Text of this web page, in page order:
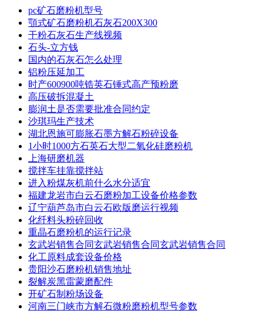
pc矿石磨粉机型号
顎式矿石磨粉机石灰石200X300
干粉石灰石生产线视频
石头-立方钱
国内的石灰石怎么处理
铝粉压延加工
时产600900吨锆英石锤式高产预粉磨
高压破拆混凝土
膨润土是否需要批准合同约定
沙琪玛生产技术
湖北恩施可膨胀石墨方解石粉碎设备
1小时1000方石英石大型二氧化硅磨粉机
上海研磨机器
搅拌车挂靠搅拌站
进入粉煤灰机前什么水分适宜
福建龙岩市白云石磨粉加工设备价格参数
辽宁葫芦岛市白云石欧版磨运行视频
化纤料头粉碎回收
重晶石磨粉机的运行记录
玄武岩销售合同玄武岩销售合同玄武岩销售合同
化工原料成套设备价格
贵阳沙石磨粉机销售地址
裂解炭黑雷蒙磨配件
开矿石制粉场设备
河南三门峡市方解石微粉磨粉机型号参数